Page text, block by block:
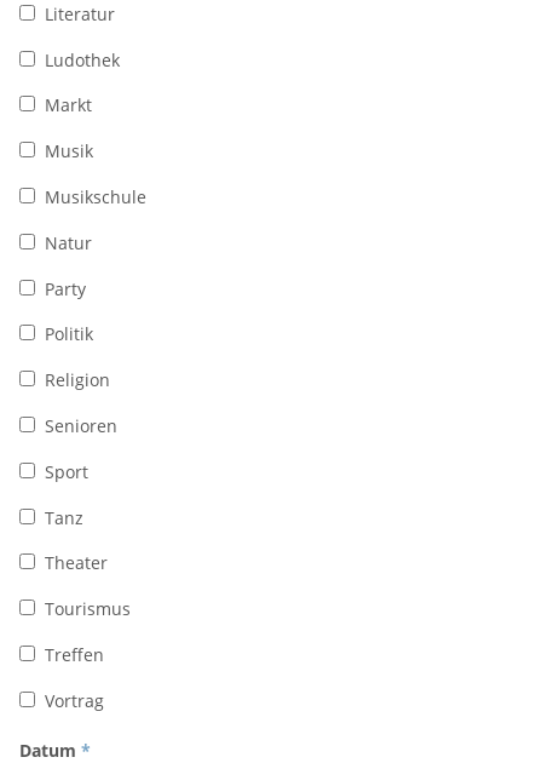
Literatur
Ludothek
Markt
Musik
Musikschule
Natur
Party
Politik
Religion
Senioren
Sport
Tanz
Theater
Tourismus
Treffen
Vortrag
Datum *